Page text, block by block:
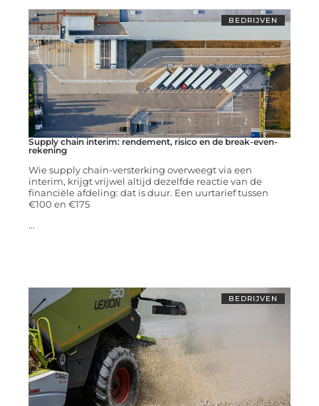
BEDRIJVEN
Supply chain interim: rendement, risico en de break-even-
rekening
Wie supply chain-versterking overweegt via een
interim, krijgt vrijwel altijd dezelfde reactie van de
financiële afdeling: dat is duur. Een uurtarief tussen
€100 en €175
...
BEDRIJVEN